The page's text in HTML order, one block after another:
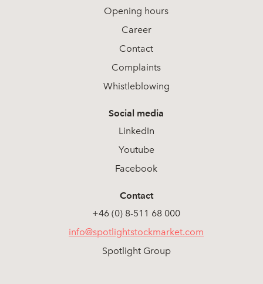
Opening hours
Career
Contact
Complaints
Whistleblowing
Social media
LinkedIn
Youtube
Facebook
Contact
+46 (0) 8-511 68 000
info@spotlightstockmarket.com
Spotlight Group